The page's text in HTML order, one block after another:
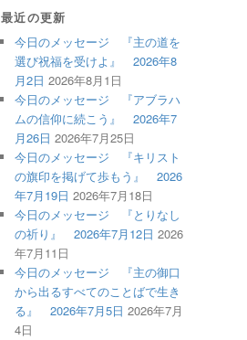
最近の更新
今日のメッセージ 『主の道を
選び祝福を受けよ』 2026年8
月2日 2026年8月1日
今日のメッセージ 『アブラハ
ムの信仰に続こう』 2026年7
月26日 2026年7月25日
今日のメッセージ 『キリスト
の旗印を掲げて歩もう』 2026
年7月19日 2026年7月18日
今日のメッセージ 『とりなし
の祈り』 2026年7月12日 2026
年7月11日
今日のメッセージ 『主の御口
から出るすべてのことばで生き
る』 2026年7月5日 2026年7月
4日